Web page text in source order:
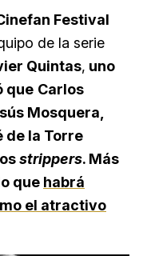
Festival
de la serie
Quintas, uno
que Carlos
Mosquera,
de la Torre
strippers. Más
que habrá
el atractivo